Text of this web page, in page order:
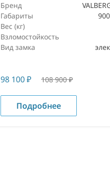
Бренд
Габариты
Вес (кг)
Взломостойкость
Вид замка
98 100₽ 108 900₽
Подробнее